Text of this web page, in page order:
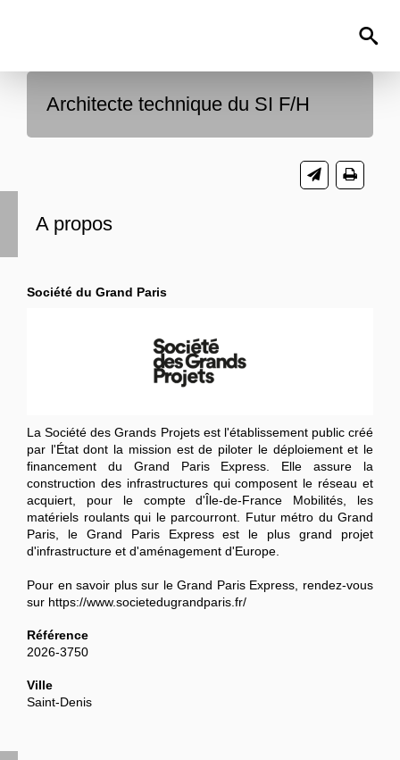
Architecte technique du SI F/H
A propos
Société du Grand Paris
La Société des Grands Projets est l'établissement public créé
par l'État dont la mission est de piloter le déploiement et le
financement du Grand Paris Express. Elle assure la
construction des infrastructures qui composent le réseau et
acquiert, pour le compte d'Île-de-France Mobilités, les
matériels roulants qui le parcourront. Futur métro du Grand
Paris, le Grand Paris Express est le plus grand projet
d'infrastructure et d'aménagement d'Europe.
Pour en savoir plus sur le Grand Paris Express, rendez-vous
sur https://www.societedugrandparis.fr/
Référence
2026-3750
Ville
Saint-Denis